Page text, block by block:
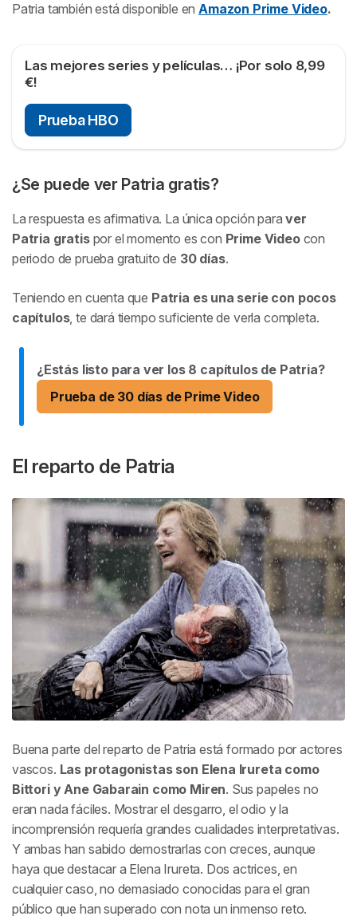
Patria también está disponible enAmazon Prime Video.
Las mejores series y películas… ¡Por solo 8,99
€!
Prueba HBO
¿Se puede ver Patria gratis?
La respuesta es afirmativa. La única opción paraver
Patria gratispor el momento es con Prime Videocon
periodo de prueba gratuito de 30 días.
Teniendo en cuenta que Patria es una serie con pocos
capítulos, te dará tiempo suficiente de verla completa.
¿Estás listo para ver los 8 capítulos de Patria?
Prueba de 30 días de Prime Video
El reparto de Patria
Buena parte del reparto de Patria está formado por actores
vascos. Las protagonistas son Elena Irureta como
Bittori y Ane Gabarain como Miren. Sus papeles no
eran nada fáciles. Mostrar el desgarro, el odio y la
incomprensión requería grandes cualidades interpretativas.
Y ambas han sabido demostrarlas con creces, aunque
haya que destacar a Elena Irureta. Dos actrices, en
cualquier caso, no demasiado conocidas para el gran
público que han superado con nota un inmenso reto.